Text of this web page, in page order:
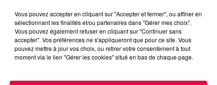
Vous pouvez accepter en cliquant sur "Accepter et fermer", ou affiner en
sélectionnant les finalités et/ou partenaires dans "Gérer mes choix".
Vous pouvez également refuser en cliquant sur "Continuer sans
accepter". Vos préférences ne s'appliqueront que pour ce site. Vous
pouvez mettre à jour vos choix, ou retirer votre consentement à tout
moment via le lien "Gérer les cookies" situé en bas de chaque page.